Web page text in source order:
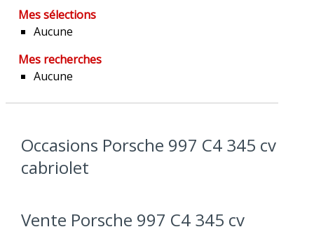
Mes sélections
Aucune
Mes recherches
Aucune
Occasions Porsche 997 C4 345 cv
cabriolet
Vente Porsche 997 C4 345 cv